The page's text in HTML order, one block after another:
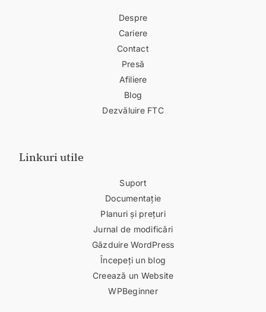
Despre
Cariere
Contact
Presă
Afiliere
Blog
Dezvăluire FTC
Linkuri utile
Suport
Documentație
Planuri și prețuri
Jurnal de modificări
Găzduire WordPress
Începeți un blog
Creează un Website
WPBeginner